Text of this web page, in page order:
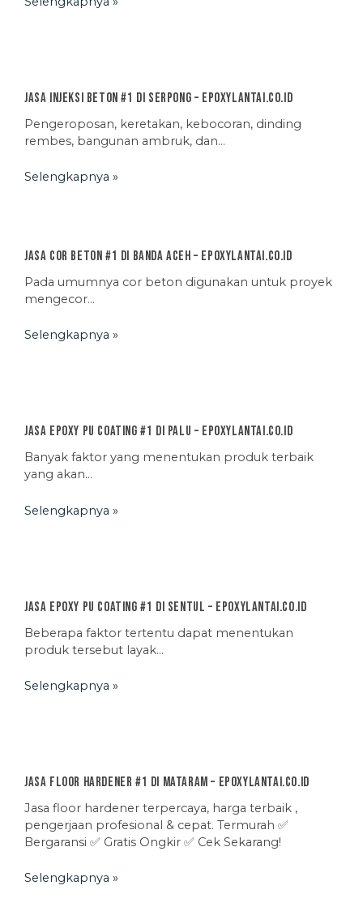
Jasa Injeksi Beton #1 di Serpong – EpoxyLantai.co.id
Pengeroposan, keretakan, kebocoran, dinding
rembes, bangunan ambruk, dan…
Selengkapnya »
Jasa Cor Beton #1 di Banda Aceh – EpoxyLantai.co.id
Pada umumnya cor beton digunakan untuk proyek
mengecor…
Selengkapnya »
Jasa Epoxy PU Coating #1 di Palu – EpoxyLantai.co.id
Banyak faktor yang menentukan produk terbaik
yang akan…
Selengkapnya »
Jasa Epoxy PU Coating #1 di Sentul – EpoxyLantai.co.id
Beberapa faktor tertentu dapat menentukan
produk tersebut layak…
Selengkapnya »
Jasa Floor Hardener #1 di Mataram – EpoxyLantai.co.id
Jasa floor hardener terpercaya, harga terbaik ,
pengerjaan profesional & cepat. Termurah ✅
Bergaransi ✅ Gratis Ongkir ✅ Cek Sekarang!
Selengkapnya »